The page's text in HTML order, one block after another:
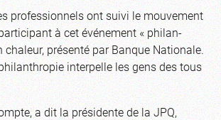
professionnels ont suivi le mouvement
à cet événement « philan-
chaleur, présenté par Banque Nationale.
interpelle les gens des tous
a dit la présidente de la JPQ,